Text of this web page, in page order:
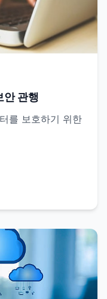
안 관행
를 보호하기 위한